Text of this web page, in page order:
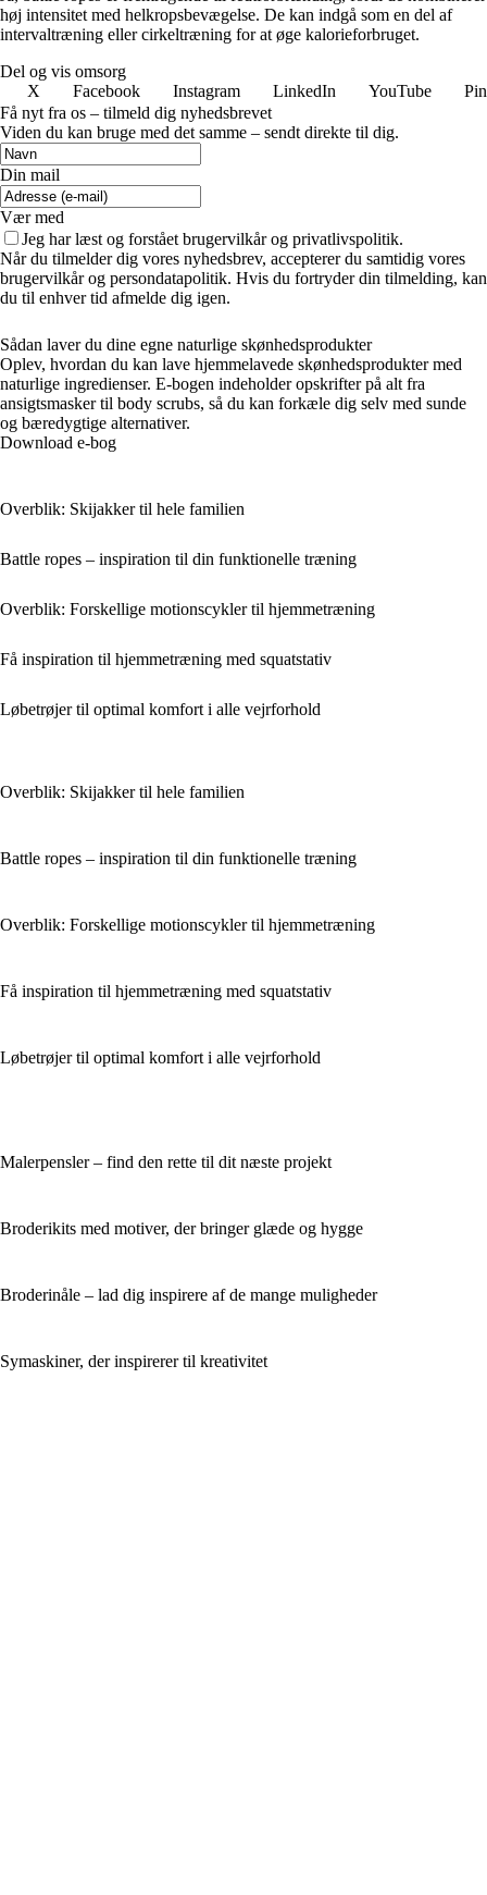
høj intensitet med helkropsbevægelse. De kan indgå som en del af
intervaltræning eller cirkeltræning for at øge kalorieforbruget.
Del og vis omsorg
X
Facebook Instagram LinkedIn YouTube
Få nyt fra os – tilmeld dig nyhedsbrevet
Viden du kan bruge med det samme – sendt direkte til dig.
Din mail
Vær med
Jeg har læst og forstået brugervilkår og privatlivspolitik.
Når du tilmelder dig vores nyhedsbrev, accepterer du samtidig vores
brugervilkår og persondatapolitik. Hvis du fortryder din tilmelding, kan
du til enhver tid afmelde dig igen.
Sådan laver du dine egne naturlige skønhedsprodukter
Oplev, hvordan du kan lave hjemmelavede skønhedsprodukter med
naturlige ingredienser. E-bogen indeholder opskrifter på alt fra
ansigtsmasker til body scrubs, så du kan forkæle dig selv med sunde
og bæredygtige alternativer.
Download e-bog
Overblik: Skijakker til hele familien
Battle ropes – inspiration til din funktionelle træning
Overblik: Forskellige motionscykler til hjemmetræning
Få inspiration til hjemmetræning med squatstativ
Løbetrøjer til optimal komfort i alle vejrforhold
Overblik: Skijakker til hele familien
Battle ropes – inspiration til din funktionelle træning
Overblik: Forskellige motionscykler til hjemmetræning
Få inspiration til hjemmetræning med squatstativ
Løbetrøjer til optimal komfort i alle vejrforhold
Malerpensler – find den rette til dit næste projekt
Broderikits med motiver, der bringer glæde og hygge
Broderinåle – lad dig inspirere af de mange muligheder
Symaskiner, der inspirerer til kreativitet